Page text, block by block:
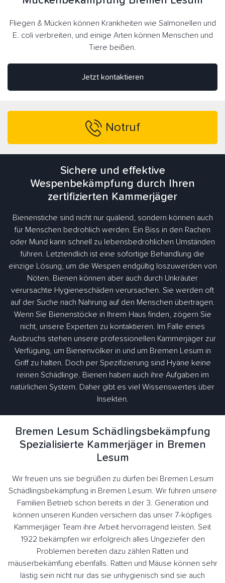
Jetzt kontaktieren
Fliegen & Mücken können Krankheiten wie Salmonellen und
E. coli verbreiten, und einige Arten können Menschen und
Tiere beißen.
Notruf
Sichere und effektive
Wespenbekämpfung durch Ihren
zertifizierten Kammerjäger
Bienenstiche sind nicht nur quälend, sondern können auch
für Menschen bedrohlich werden. Ein Biss in den Rachen
oder Mund kann schnell zu lebensbedrohlichen Umständen
führen. Letztendlich ist eine sofortige Behandlung die
einzige Lösung, um die Wespen endgültig loszuwerden von
Nöten. Bienen können aber auch durch Unkräuter
verursachte Hygieneschäden verursachen. Sie werden oft
auf der Suche nach Nahrung auf den Menschen übertragen.
Wenn Sie Bienenstöcke in Ihrem Haus finden, zögern Sie
nicht, unsere Experten zu kontaktieren. Im Falle eines
Ausbruchs stehen unsere professionellen Kammerjäger zur
Verfügung, um Bienenvölker in und um Bremen Lesum in
Griff zu halten. Doch per Spezifizierung sind Hyäne keine
reinen Schädlinge. Bienen haben auch ihre Aufgaben im
natürlichen System. Daher gibt es viel Wissenswertes über
Insekten.
Bremen Lesum Schädlingsbekämpfung
Spezialisierte Kammerjäger in Bremen
Lesum
Wir freuen uns sie begrüßen zu dürfen bei Bremen Lesum
Schädlingsbekämpfung in Bremen Lesum. Wir führen unsere
Familien Betrieb schon bereits in der 3. Generation und
können unseren Kunden versichern das unser 7-köpfiges
Kammerjäger Team ihre Arbeit hervorragend leisten. Seit
1922 bekämpfen wir erfolgreich alles Ungeziefer den
Problemen bereiten dazu zählen Ratten und
mäuserbekämfung ebenfalls. Ratten und Mäuse können sehr
lästig sein nicht nur das sie unhygienisch sind sie auch